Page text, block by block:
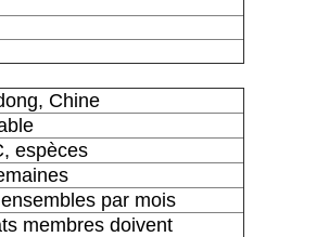
Chine
espèces
par mois
membres doivent